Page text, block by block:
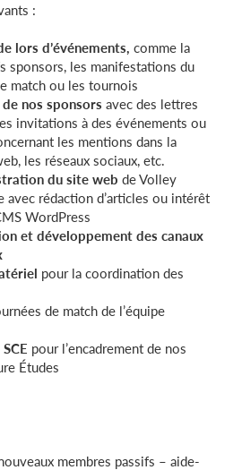
:
lors d’événements, comme la
sponsors, les manifestations du
match ou les tournois
nos sponsors avec des lettres
invitations à des événements ou
les mentions dans la
les réseaux sociaux, etc.
du site web de Volley
avec rédaction d’articles ou intérêt
WordPress
et développement des canaux
pour la coordination des
de match de l’équipe
pour l’encadrement de nos
Études
membres passifs – aide-